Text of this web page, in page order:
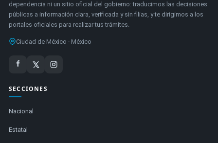
dependencia ni un sitio oficial del gobierno: traducimos las decisiones
públicas a información clara, verificada y sin filias, y te dirigimos a los
portales oficiales para realizar tus trámites.
Ciudad de México · México
SECCIONES
Nacional
Estatal